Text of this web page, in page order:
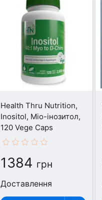
Health Thru Nutrition,
Inositol, Міо-інозитол,
120 Vege Caps
1384 грн
Доставлення